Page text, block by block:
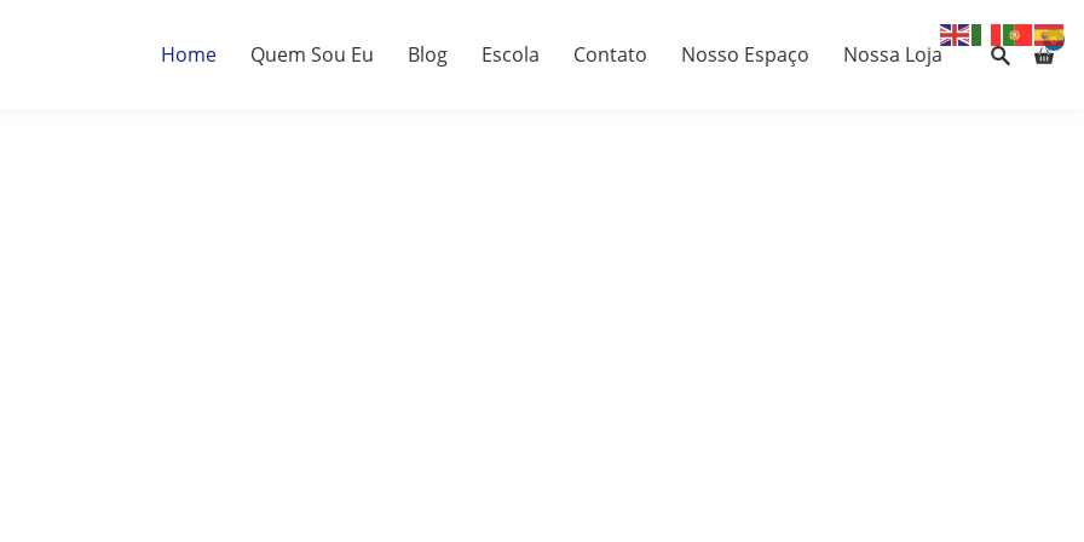
Home Quem Sou Eu Blog Escola Contato Nosso Espaço Nossa Loja
0